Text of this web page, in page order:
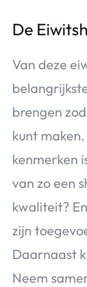
De
Van deze
brengen
kunt
kenmerken
van zo een
kwaliteit?
zijn
Daarnaast
Neem